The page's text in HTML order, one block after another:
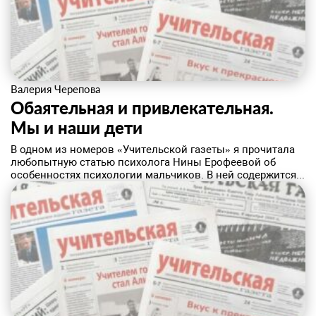
Валерия Черепова
Обаятельная и привлекательная.
Мы и наши дети
В одном из номеров «Учительской газеты» я прочитала
любопытную статью психолога Нины Ерофеевой об
особенностях психологии мальчиков. В ней содержится...